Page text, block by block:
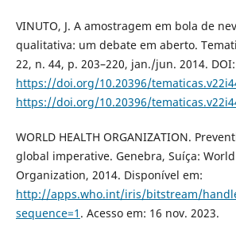
VINUTO, J. A amostragem em bola de
qualitativa: um debate em aberto.
22, n. 44, p. 203–220, jan./jun. 2014. DOI:
https://doi.org/10.20396/
https://doi.org/10.20396/
WORLD HEALTH ORGANIZATION.
global imperative. Genebra, Suíça:
Organization, 2014. Disponível em:
http://apps.who.int/iris/bitstream/
sequence=1 . Acesso em: 16 nov. 2023.